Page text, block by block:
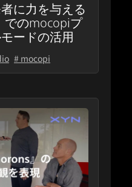
に力を与える
でのmocopiプ
ードの活用
# mocopi